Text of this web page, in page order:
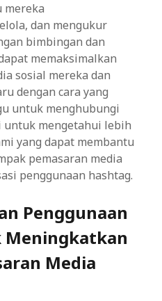
mereka
dan mengukur
bimbingan dan
memaksimalkan
sosial mereka dan
dengan cara yang
untuk menghubungi
mengetahui lebih
yang dapat membantu
pemasaran media
penggunaan hashtag.
Penggunaan
Meningkatkan
Media